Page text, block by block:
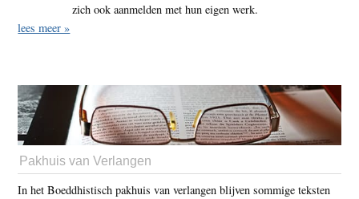
zich ook aanmelden met hun eigen werk.
lees meer »
Pakhuis van Verlangen
In het Boeddhistisch pakhuis van verlangen blijven sommige teksten